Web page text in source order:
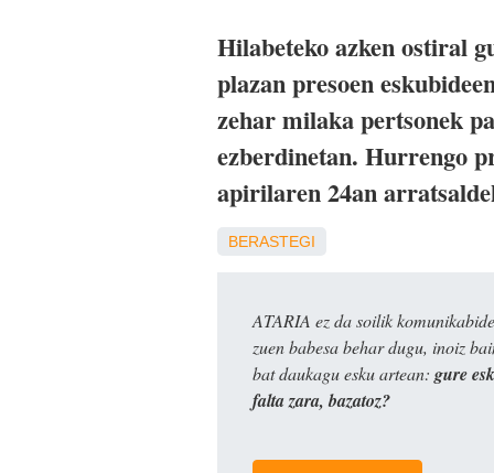
Hilabeteko azken ostiral
plazan presoen
zehar milaka pertsonek
ezberdinetan. Hurrengo
apirilaren 24an
BERASTEGI
ATARIA ez da soilik
zuen babesa behar dugu, inoiz
bat daukagu esku artean: gure
falta zara, bazatoz?